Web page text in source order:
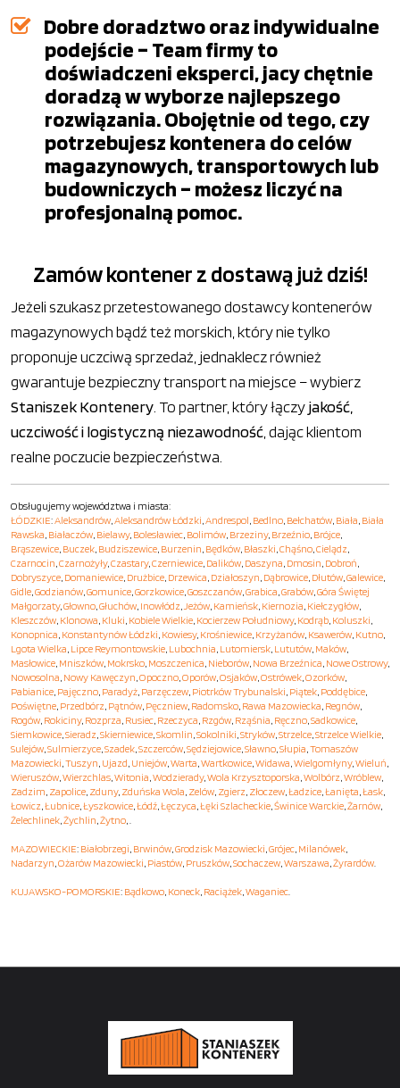
Dobre doradztwo oraz indywidualne
podejście – Team firmy to
doświadczeni eksperci, jacy chętnie
doradzą w wyborze najlepszego
rozwiązania. Obojętnie od tego, czy
potrzebujesz kontenera do celów
magazynowych, transportowych lub
budowniczych – możesz liczyć na
profesjonalną pomoc.
Zamów kontener z dostawą już dziś!
Jeżeli szukasz przetestowanego dostawcy kontenerów
magazynowych bądź też morskich, który nie tylko
proponuje uczciwą sprzedaż, jednaklecz również
gwarantuje bezpieczny transport na miejsce – wybierz
Staniszek Kontenery. To partner, który łączyjakość,
uczciwość i logistyczną niezawodność, dając klientom
realne poczucie bezpieczeństwa.
Obsługujemy województwa i miasta:
ŁÓDZKIE:Aleksandrów,Aleksandrów Łódzki,Andrespol, Bedlno, Bełchatów, Biała, Biała
Rawska, Białaczów, Bielawy, Bolesławiec, Bolimów, Brzeziny, Brzeźnio, Brójce,
Brąszewice, Buczek, Budziszewice, Burzenin, Będków, Błaszki,Chąśno,Cielądz,
Czarnocin,Czarnożyły,Czastary,Czerniewice, Dalików, Daszyna, Dmosin, Dobroń,
Dobryszyce, Domaniewice, Drużbice, Drzewica, Działoszyn, Dąbrowice, Dłutów,Galewice,
Gidle,Godzianów,Gomunice,Gorzkowice,Goszczanów,Grabica,Grabów,Góra Świętej
Małgorzaty,Głowno,Głuchów, Inowłódz,Jeżów, Kamieńsk, Kiernozia, Kiełczygłów,
Kleszczów, Klonowa, Kluki, Kobiele Wielkie, Kocierzew Południowy, Kodrąb, Koluszki,
Konopnica, Konstantynów Łódzki, Kowiesy, Krośniewice, Krzyżanów, Ksawerów, Kutno,
Lgota Wielka, Lipce Reymontowskie, Lubochnia, Lutomiersk, Lututów, Maków,
Masłowice, Mniszków, Mokrsko, Moszczenica, Nieborów, Nowa Brzeźnica, Nowe Ostrowy,
Nowosolna, Nowy Kawęczyn,Opoczno,Oporów,Osjaków,Ostrówek,Ozorków,
Pabianice, Pajęczno, Paradyż, Parzęczew, Piotrków Trybunalski, Piątek, Poddębice,
Poświętne, Przedbórz, Pątnów, Pęczniew, Radomsko, Rawa Mazowiecka, Regnów,
Rogów, Rokiciny, Rozprza, Rusiec, Rzeczyca, Rzgów, Rząśnia, Ręczno,Sadkowice,
Siemkowice,Sieradz,Skierniewice,Skomlin,Sokolniki,Stryków,Strzelce,Strzelce Wielkie,
Sulejów,Sulmierzyce,Szadek,Szczerców,Sędziejowice,Sławno,Słupia,Tomaszów
Mazowiecki,Tuszyn, Ujazd, Uniejów,Warta,Wartkowice,Widawa,Wielgomłyny,Wieluń,
Wieruszów,Wierzchlas,Witonia,Wodzierady,Wola Krzysztoporska,Wolbórz,Wróblew,
Zadzim, Zapolice, Zduny, Zduńska Wola, Zelów, Zgierz, Złoczew,Ładzice,Łanięta,Łask,
Łowicz,Łubnice,Łyszkowice,Łódź,Łęczyca,Łęki Szlacheckie,Świnice Warckie,Żarnów,
Żelechlinek,Żychlin,Żytno, .
MAZOWIECKIE: Białobrzegi, Brwinów,Grodzisk Mazowiecki,Grójec, Milanówek,
Nadarzyn,Ożarów Mazowiecki, Piastów, Pruszków,Sochaczew,Warszawa,Żyrardów.
KUJAWSKO-POMORSKIE: Bądkowo, Koneck, Raciążek,Waganiec.